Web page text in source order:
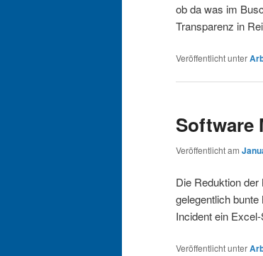
ob da was im
Transparenz in
Veröffentlicht unter
Software
Veröffentlicht am
Die Reduktion
gelegentlich
Incident ein
Veröffentlicht unter